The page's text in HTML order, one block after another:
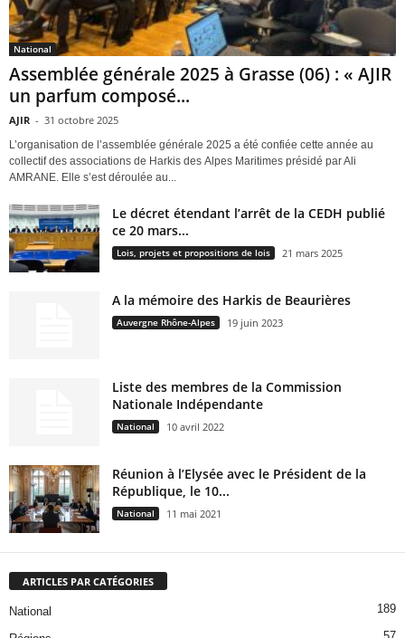
National
Assemblée générale 2025 à Grasse (06) : « AJIR
un parfum composé...
AJIR - 31 octobre 2025
L’organisation de l’assemblée générale 2025 a été confiée cette année au
collectif des associations de Harkis des Alpes Maritimes présidé par Ali
AMRANE. Elle s’est déroulée au...
Le décret étendant l’arrêt de la CEDH publié
ce 20 mars...
Lois, projets et propositions de lois 21 mars 2025
A la mémoire des Harkis de Beaurières
Auvergne Rhône-Alpes 19 juin 2023
Liste des membres de la Commission
Nationale Indépendante
National 10 avril 2022
Réunion à l’Elysée avec le Président de la
République, le 10...
National 11 mai 2021
ARTICLES PAR CATÉGORIES
National 189